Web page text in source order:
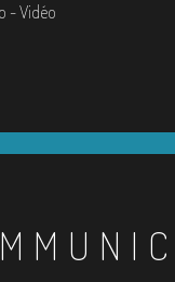
- Vidéo